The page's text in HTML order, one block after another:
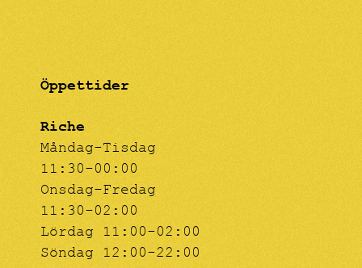
Öppettider
Riche
Måndag-Tisdag
11:30-00:00
Onsdag-Fredag
11:30-02:00
Lördag 11:00-02:00
Söndag 12:00-22:00